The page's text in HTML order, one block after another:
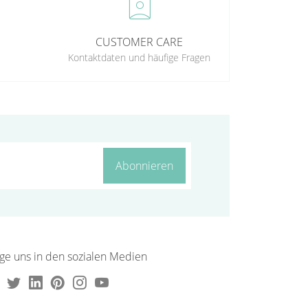
CUSTOMER CARE
Kontaktdaten und häufige Fragen
Abonnieren
uns in den sozialen Medien